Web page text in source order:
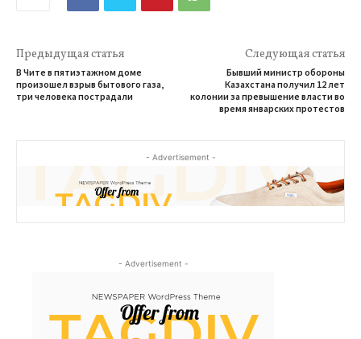
Предыдущая статья
В Чите в пятиэтажном доме
произошел взрыв бытового газа,
три человека пострадали
Следующая статья
Бывший министр обороны
Казахстана получил 12 лет
колонии за превышение власти во
время январских протестов
- Advertisement -
- Advertisement -